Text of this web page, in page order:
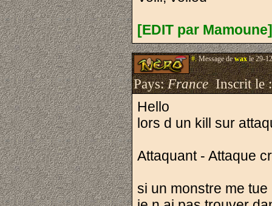
[EDIT par
#.Message dewaxle 29-
Pays:FranceInscrit le
Hello
lors d un kill sur
Attaquant - Attaque
si un monstre me